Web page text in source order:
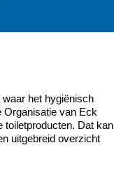
het hygiënisch
Organisatie van Eck
toiletproducten. Dat kan
uitgebreid overzicht